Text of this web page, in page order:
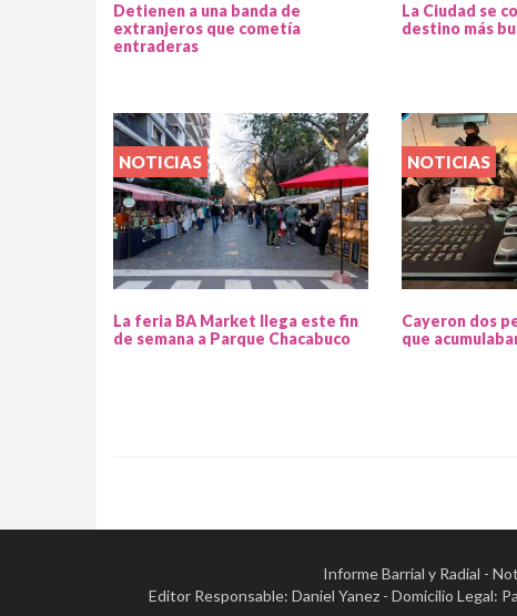
Detienen a una banda de
extranjeros que cometía
entraderas
La Ciudad se
destino más
NOTICIAS
La feria BA Market llega este fin
de semana a Parque Chacabuco
NOTICIAS
Cayeron dos
que
Informe Barrial y Radial -
Editor Responsable: Daniel Yanez - Domicilio Legal: